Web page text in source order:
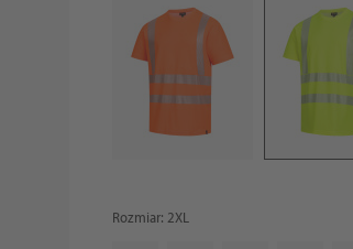
Rozmiar: 2XL